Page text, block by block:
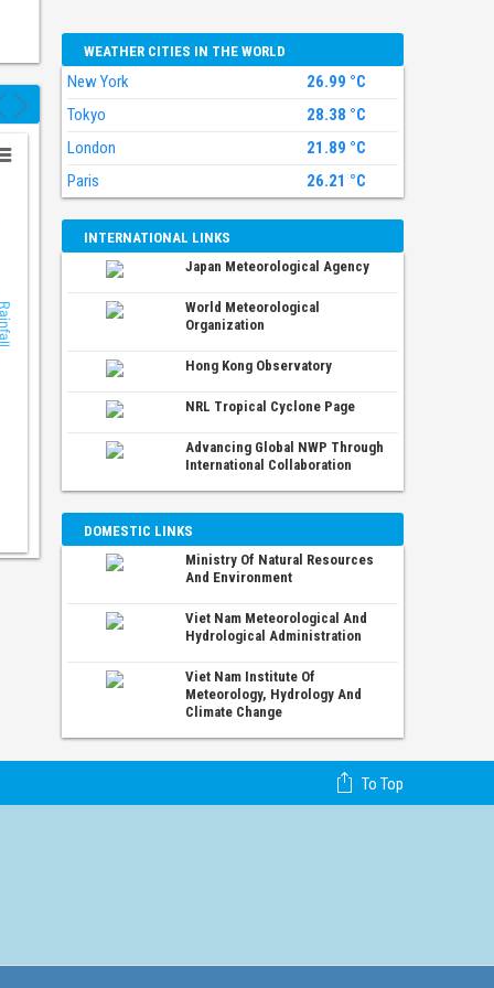
Rainfall
REGIONAL CLIMATE CHARACTERISTICS IN SƠN LA
Rainfall
1
18°C
24°C
27°C
WEATHER CITIES IN THE WORLD
New York
26.99 °C
Tokyo
28.38 °C
London
21.89 °C
Paris
26.21 °C
INTERNATIONAL LINKS
Japan Meteorological Agency
World Meteorological
Organization
Hong Kong Observatory
NRL Tropical Cyclone Page
Advancing Global NWP Through
International Collaboration
DOMESTIC LINKS
Ministry Of Natural Resources
And Environment
Viet Nam Meteorological And
Hydrological Administration
Viet Nam Institute Of
Meteorology, Hydrology And
Climate Change
To Top